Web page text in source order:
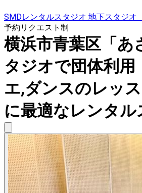
SMDレンタルスタジオ 地下スタジ
予約リクエスト制
横浜市青葉区「あ
タジオで団体利
エ,ダンスのレッ
に最適なレンタル